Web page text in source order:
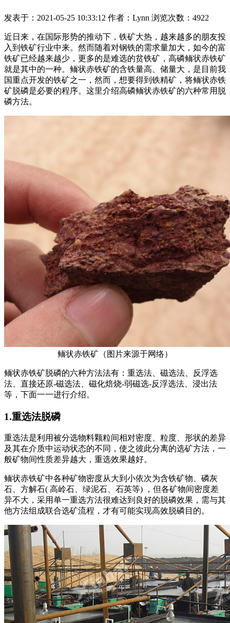
发表于：2021-05-25 10:33:12 作者：Lynn 浏览次数：4922
近日来，在国际形势的推动下，铁矿大热，越来越多的朋友投
入到铁矿行业中来。然而随着对钢铁的需求量加大，如今的富
铁矿已经越来越少，更多的是难选的贫铁矿，高磷鲕状赤铁矿
就是其中的一种。鲕状赤铁矿的含铁量高、储量大，是目前我
国重点开发的铁矿之一，然而，想要得到铁精矿，将鲕状赤铁
矿脱磷是必要的程序。这里介绍高磷鲕状赤铁矿的六种常用脱
磷方法。
鲕状赤铁矿（图片来源于网络）
鲕状赤铁矿脱磷的六种方法法有：重选法、磁选法、反浮选
法、直接还原-磁选法、磁化焙烧-弱磁选-反浮选法、浸出法
等，下面一一进行介绍。
1.重选法脱磷
重选法是利用被分选物料颗粒间相对密度、粒度、形状的差异
及其在介质中运动状态的不同，使之彼此分离的选矿方法，一
般矿物间性质差异越大，重选效果越好。
鲕状赤铁矿中各种矿物密度从大到小依次为含铁矿物、磷灰
石、方解石( 高岭石、绿泥石、石英等) ，但各矿物间密度差
异不大，采用单一重选方法很难达到良好的脱磷效果，需与其
他方法组成联合选矿流程，才有可能实现高效脱磷目的。